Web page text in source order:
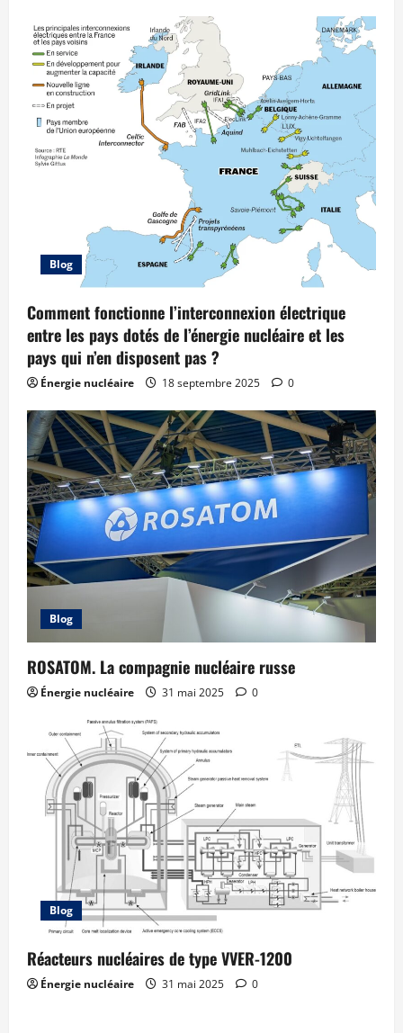
Blog
Comment fonctionne l’interconnexion électrique
entre les pays dotés de l’énergie nucléaire et les
pays qui n’en disposent pas ?
Énergie nucléaire 18 septembre 2025 0
Blog
ROSATOM. La compagnie nucléaire russe
Énergie nucléaire 31 mai 2025 0
Blog
Réacteurs nucléaires de type VVER-1200
Énergie nucléaire 31 mai 2025 0